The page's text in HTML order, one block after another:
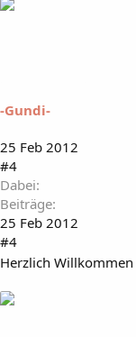
-Gundi-
25 Feb 2012
#4
Dabei
Beiträge
25 Feb 2012
#4
Herzlich